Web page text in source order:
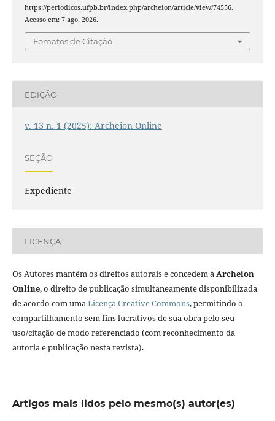
https://periodicos.ufpb.br/index.php/archeion/article/view/74556.
Acesso em: 7 ago. 2026.
Fomatos de Citação
EDIÇÃO
v. 13 n. 1 (2025): Archeion Online
SEÇÃO
Expediente
LICENÇA
Os Autores mantêm os direitos autorais e concedem àArcheion
Online, o direito de publicação simultaneamente disponibilizada
de acordo com umaLicença Creative Commons, permitindo o
compartilhamento sem fins lucrativos de sua obra pelo seu
uso/citação de modo referenciado (com reconhecimento da
autoria e publicação nesta revista).
Artigos mais lidos pelo mesmo(s) autor(es)